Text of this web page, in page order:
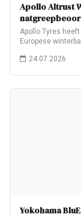
Apollo Altrust
Apollo Tyres
Europese
24.07.2026
Yokohama